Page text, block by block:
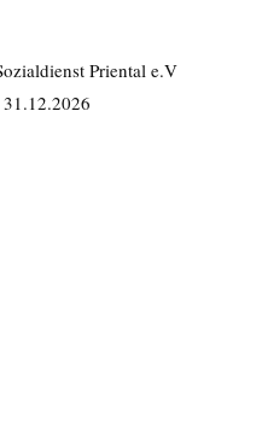
Priental e.V